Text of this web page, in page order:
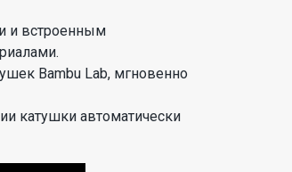
и встроенным
Bambu Lab, мгновенно
катушки автоматически